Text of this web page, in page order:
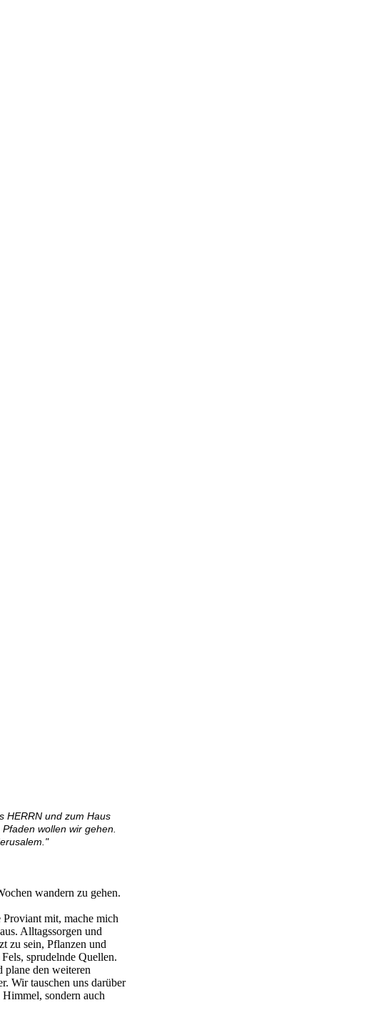
HERRN und zum Haus
wollen wir gehen.
wandern zu gehen.
mit, mache mich
Alltagssorgen und
zu sein, Pflanzen und
sprudelnde Quellen.
plane den weiteren
Wir tauschen uns darüber
sondern auch